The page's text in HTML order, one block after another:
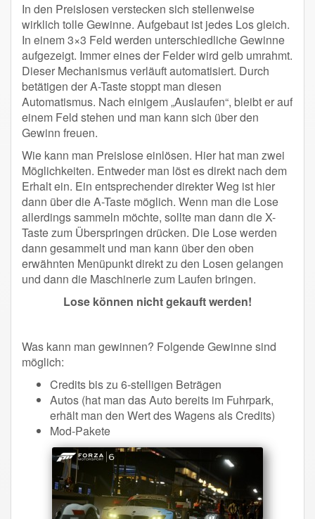
In den Preislosen verstecken sich stellenweise
wirklich tolle Gewinne. Aufgebaut ist jedes Los gleich.
In einem 3×3 Feld werden unterschiedliche Gewinne
aufgezeigt. Immer eines der Felder wird gelb umrahmt.
Dieser Mechanismus verläuft automatisiert. Durch
betätigen der A-Taste stoppt man diesen
Automatismus. Nach einigem „Auslaufen“, bleibt er auf
einem Feld stehen und man kann sich über den
Gewinn freuen.
Wie kann man Preislose einlösen. Hier hat man zwei
Möglichkeiten. Entweder man löst es direkt nach dem
Erhalt ein. Ein entsprechender direkter Weg ist hier
dann über die A-Taste möglich. Wenn man die Lose
allerdings sammeln möchte, sollte man dann die X-
Taste zum Überspringen drücken. Die Lose werden
dann gesammelt und man kann über den oben
erwähnten Menüpunkt direkt zu den Losen gelangen
und dann die Maschinerie zum Laufen bringen.
Lose können nicht gekauft werden!
Was kann man gewinnen? Folgende Gewinne sind
möglich:
Credits bis zu 6-stelligen Beträgen
Autos (hat man das Auto bereits im Fuhrpark,
erhält man den Wert des Wagens als Credits)
Mod-Pakete